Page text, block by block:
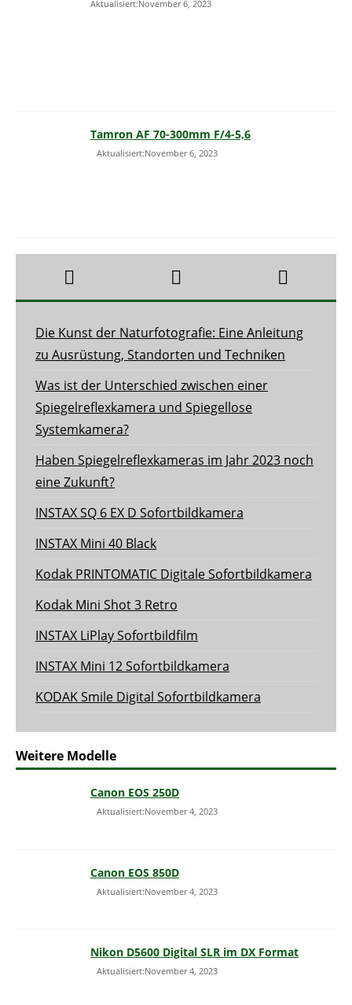
Aktualisiert:November 6, 2023
Tamron AF 70-300mm F/4-5,6
Aktualisiert:November 6, 2023
Die Kunst der Naturfotografie: Eine Anleitung
zu Ausrüstung, Standorten und Techniken
Was ist der Unterschied zwischen einer
Spiegelreflexkamera und Spiegellose
Systemkamera?
Haben Spiegelreflexkameras im Jahr 2023 noch
eine Zukunft?
INSTAX SQ 6 EX D Sofortbildkamera
INSTAX Mini 40 Black
Kodak PRINTOMATIC Digitale Sofortbildkamera
Kodak Mini Shot 3 Retro
INSTAX LiPlay Sofortbildfilm
INSTAX Mini 12 Sofortbildkamera
KODAK Smile Digital Sofortbildkamera
Weitere Modelle
Canon EOS 250D
Aktualisiert:November 4, 2023
Canon EOS 850D
Aktualisiert:November 4, 2023
Nikon D5600 Digital SLR im DX Format
Aktualisiert:November 4, 2023